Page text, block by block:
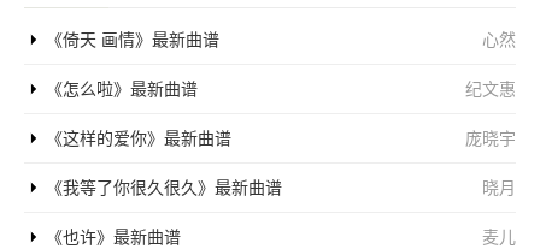
心然
《倚天 画情》最新曲谱
纪文惠
《怎么啦》最新曲谱
庞晓宇
《这样的爱你》最新曲谱
晓月
《我等了你很久很久》最新曲谱
麦儿
《也许》最新曲谱